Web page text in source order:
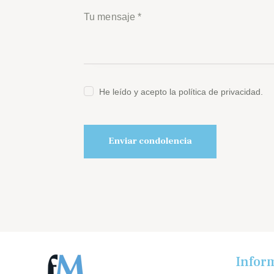
He leído y acepto la política de privacidad.